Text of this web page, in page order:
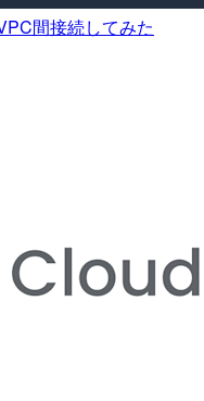
間接続してみた